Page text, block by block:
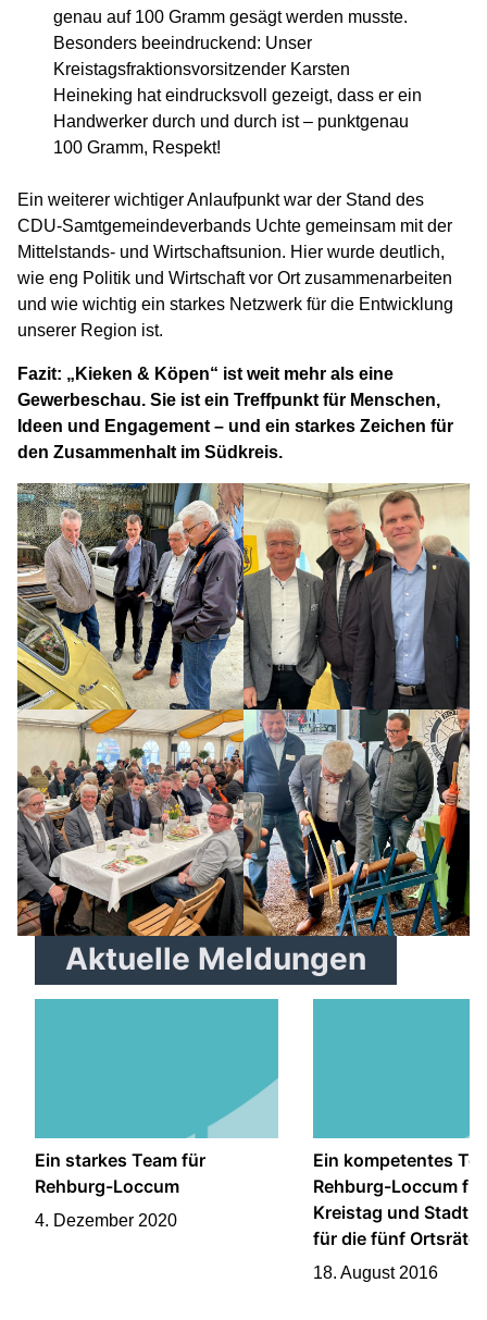
genau auf 100 Gramm gesägt werden musste.
Besonders beeindruckend: Unser
Kreistagsfraktionsvorsitzender Karsten
Heineking hat eindrucksvoll gezeigt, dass er ein
Handwerker durch und durch ist – punktgenau
100 Gramm, Respekt!
Ein weiterer wichtiger Anlaufpunkt war der Stand des
CDU-Samtgemeindeverbands Uchte gemeinsam mit der
Mittelstands- und Wirtschaftsunion. Hier wurde deutlich,
wie eng Politik und Wirtschaft vor Ort zusammenarbeiten
und wie wichtig ein starkes Netzwerk für die Entwicklung
unserer Region ist.
Fazit: „Kieken & Köpen“ ist weit mehr als eine
Gewerbeschau. Sie ist ein Treffpunkt für Menschen,
Ideen und Engagement – und ein starkes Zeichen für
den Zusammenhalt im Südkreis.
Aktuelle Meldungen
Ein starkes Team für
Rehburg-Loccum
4. Dezember 2020
Ein kompetentes
Rehburg-Loccum
Kreistag und
für die fünf Ortsräte
18. August 2016